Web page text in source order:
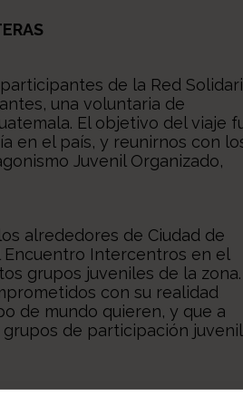
de la Red
una voluntaria de
El objetivo del viaje
en el país, y reunirnos con
Juvenil Organizado,
alrededores de Ciudad de
Intercentros en el
grupos juveniles de la zona.
con su realidad
de mundo quieren, y que a
de participación